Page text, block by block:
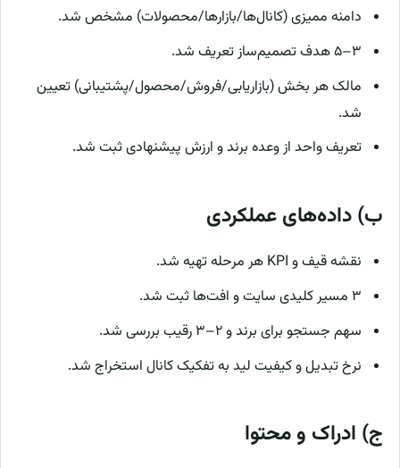
دامنه ممیزی (کانال‌ها/بازارها/محصولات) مشخص شد.
۳–۵ هدف تصمیم‌ساز تعریف شد.
مالک هر بخش (بازاریابی/فروش/محصول/پشتیبانی) تعیین
شد.
تعریف واحد از وعده برند و ارزش پیشنهادی ثبت شد.
ب) داده‌های عملکردی
نقشه قیف و KPI هر مرحله تهیه شد.
۳ مسیر کلیدی سایت و افت‌ها ثبت شد.
سهم جستجو برای برند و ۲–۳ رقیب بررسی شد.
نرخ تبدیل و کیفیت لید به تفکیک کانال استخراج شد.
ج) ادراک و محتوا